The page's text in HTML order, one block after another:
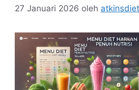
27 Januari 2026 oleh